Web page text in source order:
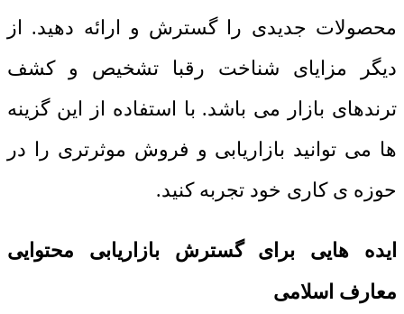
محصولات جدیدی را گسترش و ارائه دهید. از
دیگر مزایای شناخت رقبا تشخیص و کشف
ترندهای بازار می باشد. با استفاده از این گزینه
ها می توانید بازاریابی و فروش موثرتری را در
حوزه ی کاری خود تجربه کنید.
ایده هایی برای گسترش بازاریابی محتوایی
معارف اسلامی